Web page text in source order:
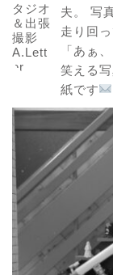
夫。
写
走り回
「あぁ
笑える
紙です